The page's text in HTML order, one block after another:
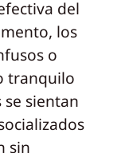
del
los
o
tranquilo
sientan
sin